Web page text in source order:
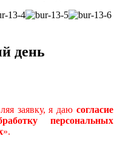
день
заявку, я даю согласие
персональных
».